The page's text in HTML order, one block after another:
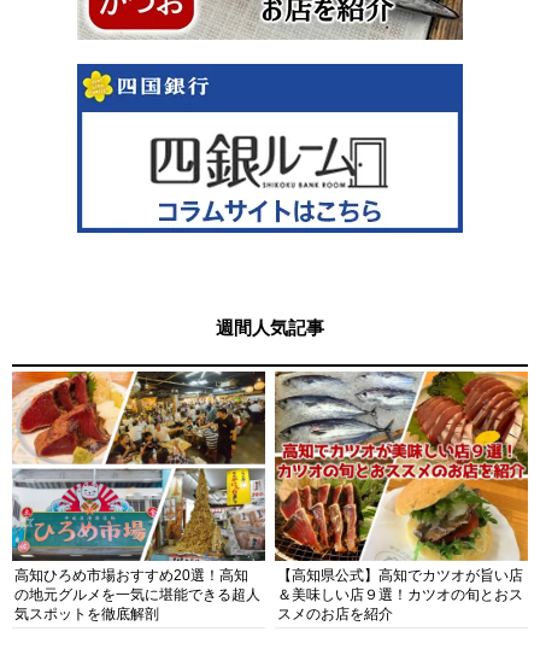
週間人気記事
高知ひろめ市場おすすめ20選！高知
の地元グルメを一気に堪能できる超人
気スポットを徹底解剖
【高知県公式】高知でカツオが旨い店
＆美味しい店９選！カツオの旬とおス
スメのお店を紹介